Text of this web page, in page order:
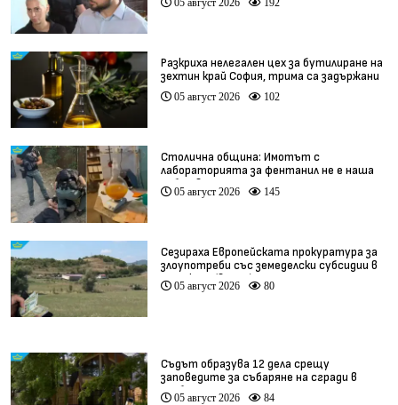
Разкриха нелегален цех за бутилиране на
зехтин край София, трима са задържани
05 август 2026 102
Столична община: Имотът с
лабораторията за фентанил не е наша
собственост
05 август 2026 145
Сезираха Европейската прокуратура за
злоупотреби със земеделски субсидии в
Кърджали (видео)
05 август 2026 80
Съдът образува 12 дела срещу
заповедите за събаряне на сгради в
„Баба Алино“
05 август 2026 84